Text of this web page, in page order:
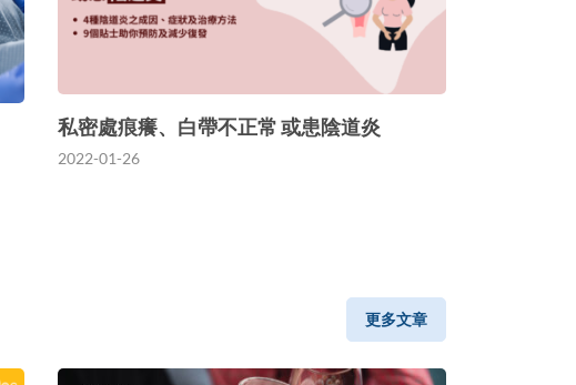
私密處痕癢、白帶不正常 或患陰道炎
2022-01-26
更多文章